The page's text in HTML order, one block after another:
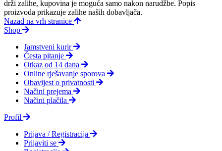
drži zalihe, kupovina je moguća samo nakon narudžbe. Popis
proizvoda prikazuje zalihe naših dobavljača.
Nazad na vrh stranice
Shop
Jamstveni kurir
Česta pitanje
Otkaz od 14 dana
Online rješavanje sporova
Obavijest o privatnosti
Načini prejema
Načini plačila
Profil
Prijava / Registracija
Prijaviti se